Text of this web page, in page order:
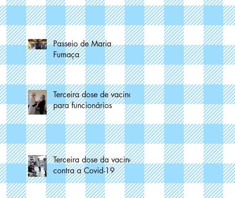
Passeio de Maria
Fumaça
Terceira dose de vacina
para funcionários
Terceira dose da vacina
contra a Covid-19